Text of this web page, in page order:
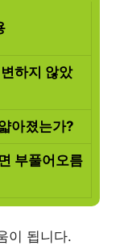
하지 않았
아졌는가?
부풀어오름
이 됩니다.